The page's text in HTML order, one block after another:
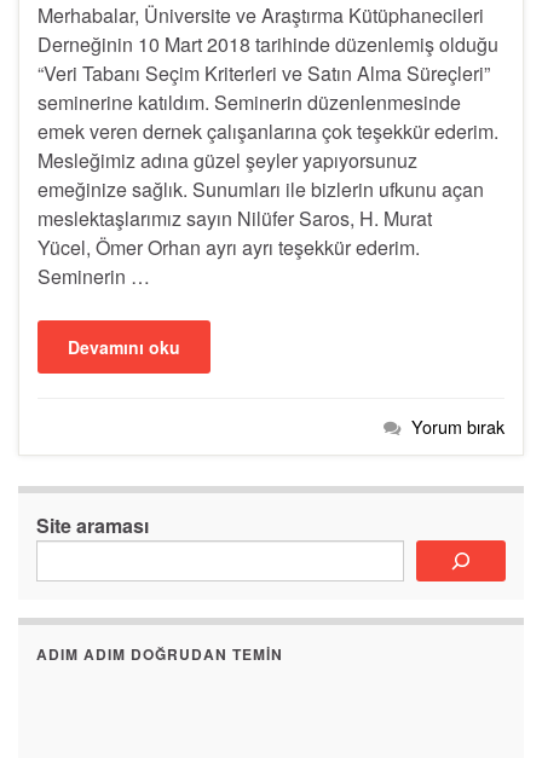
Merhabalar, Üniversite ve Araştırma Kütüphanecileri
Derneğinin 10 Mart 2018 tarihinde düzenlemiş olduğu
“Veri Tabanı Seçim Kriterleri ve Satın Alma Süreçleri”
seminerine katıldım. Seminerin düzenlenmesinde
emek veren dernek çalışanlarına çok teşekkür ederim.
Mesleğimiz adına güzel şeyler yapıyorsunuz
emeğinize sağlık. Sunumları ile bizlerin ufkunu açan
meslektaşlarımız sayın Nilüfer Saros, H. Murat
Yücel, Ömer Orhan ayrı ayrı teşekkür ederim.
Seminerin …
Devamını oku
Yorum bırak
Site araması
ADIM ADIM DOĞRUDAN TEMIN